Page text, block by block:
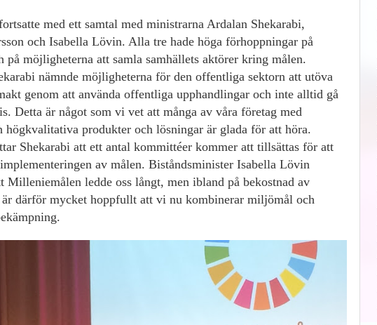
med ett samtal med ministrarna Ardalan Shekarabi,
och Isabella Lövin. Alla tre hade höga förhoppningar på
på möjligheterna att samla samhällets aktörer kring målen.
nämnde möjligheterna för den offentliga sektorn att utöva
genom att använda offentliga upphandlingar och inte alltid gå
Detta är något som vi vet att många av våra företag med
högkvalitativa produkter och lösningar är glada för att höra.
Shekarabi att ett antal kommittéer kommer att tillsättas för att
av målen. Biståndsminister Isabella Lövin
Milleniemålen ledde oss långt, men ibland på bekostnad av
därför mycket hoppfullt att vi nu kombinerar miljömål och